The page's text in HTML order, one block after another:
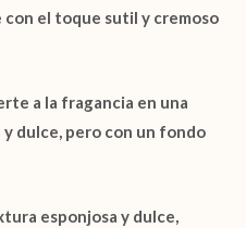
con el toque sutil y cremoso
a la fragancia en una
dulce, pero con un fondo
esponjosa y dulce,